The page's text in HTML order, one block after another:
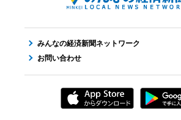
みんなの経済新聞ネットワーク
お問い合わせ